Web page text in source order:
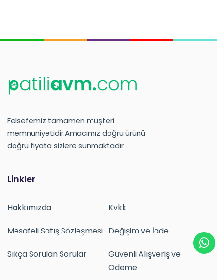
Felsefemiz tamamen müşteri
memnuniyetidir.Amacımız doğru ürünü
doğru fiyata sizlere sunmaktadır.
Linkler
Hakkımızda Kvkk
Mesafeli Satış Sözleşmesi Değişim ve İade
Sıkça Sorulan Sorular
Güvenli Alışveriş ve
Ödeme